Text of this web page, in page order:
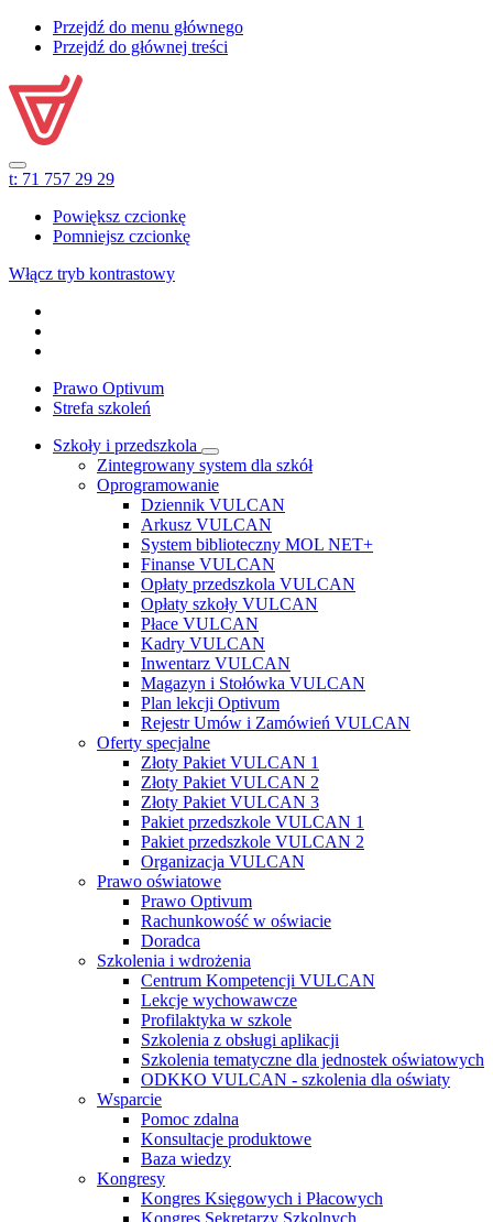
Przejdź do menu głównego
Przejdź do głównej treści
t: 71 757 29 29
Powiększ czcionkę
Pomniejsz czcionkę
Włącz tryb kontrastowy
Prawo Optivum
Strefa szkoleń
Szkoły i przedszkola
Zintegrowany system dla szkół
Oprogramowanie
Dziennik VULCAN
Arkusz VULCAN
System biblioteczny MOL NET+
Finanse VULCAN
Opłaty przedszkola VULCAN
Opłaty szkoły VULCAN
Płace VULCAN
Kadry VULCAN
Inwentarz VULCAN
Magazyn i Stołówka VULCAN
Plan lekcji Optivum
Rejestr Umów i Zamówień VULCAN
Oferty specjalne
Złoty Pakiet VULCAN 1
Złoty Pakiet VULCAN 2
Złoty Pakiet VULCAN 3
Pakiet przedszkole VULCAN 1
Pakiet przedszkole VULCAN 2
Organizacja VULCAN
Prawo oświatowe
Prawo Optivum
Rachunkowość w oświacie
Doradca
Szkolenia i wdrożenia
Centrum Kompetencji VULCAN
Lekcje wychowawcze
Profilaktyka w szkole
Szkolenia z obsługi aplikacji
Szkolenia tematyczne dla jednostek oświatowych
ODKKO VULCAN - szkolenia dla oświaty
Wsparcie
Pomoc zdalna
Konsultacje produktowe
Baza wiedzy
Kongresy
Kongres Księgowych i Płacowych
Kongres Sekretarzy Szkolnych